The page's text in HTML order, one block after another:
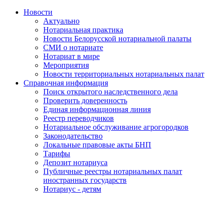
Новости
Актуально
Нотариальная практика
Новости Белорусской нотариальной палаты
СМИ о нотариате
Нотариат в мире
Мероприятия
Новости территориальных нотариальных палат
Справочная информация
Поиск открытого наследственного дела
Проверить доверенность
Единая информационная линия
Реестр переводчиков
Нотариальное обслуживание агрогородков
Законодательство
Локальные правовые акты БНП
Тарифы
Депозит нотариуса
Публичные реестры нотариальных палат
иностранных государств
Нотариус - детям